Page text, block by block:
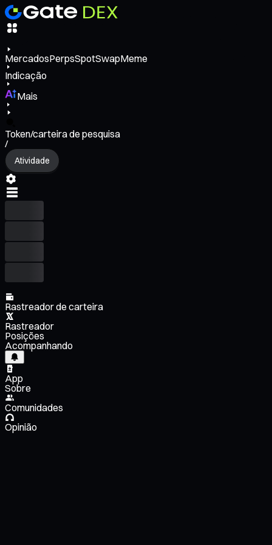
MercadosPerpsSpotSwapMeme
Indicação
Mais
Token/carteira de pesquisa
/
Atividade
Rastreador de carteira
Rastreador
Posições
Acompanhando
App
Sobre
Comunidades
Opinião